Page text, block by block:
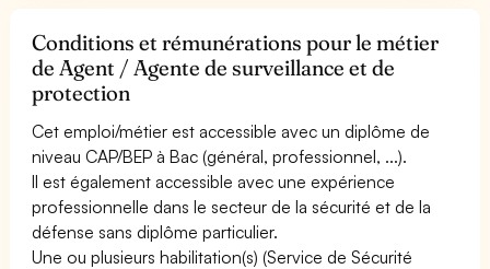
Conditions et rémunérations pour le métier
de Agent / Agente de surveillance et de
protection
Cet emploi/métier est accessible avec un diplôme de
niveau CAP/BEP à Bac (général, professionnel, ...).
Il est également accessible avec une expérience
professionnelle dans le secteur de la sécurité et de la
défense sans diplôme particulier.
Une ou plusieurs habilitation(s) (Service de Sécurité